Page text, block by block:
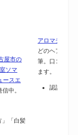
屋市の
ソマ
ースエ
中。
」「白髪
アロマテラピ
どのヘアケア
筆。口コミで
ます。
認証：